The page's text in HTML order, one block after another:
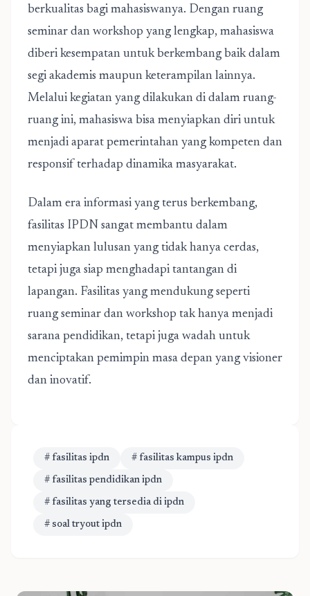
berkualitas bagi mahasiswanya. Dengan ruang
seminar dan workshop yang lengkap, mahasiswa
diberi kesempatan untuk berkembang baik dalam
segi akademis maupun keterampilan lainnya.
Melalui kegiatan yang dilakukan di dalam ruang-
ruang ini, mahasiswa bisa menyiapkan diri untuk
menjadi aparat pemerintahan yang kompeten dan
responsif terhadap dinamika masyarakat.
Dalam era informasi yang terus berkembang,
fasilitas IPDN sangat membantu dalam
menyiapkan lulusan yang tidak hanya cerdas,
tetapi juga siap menghadapi tantangan di
lapangan. Fasilitas yang mendukung seperti
ruang seminar dan workshop tak hanya menjadi
sarana pendidikan, tetapi juga wadah untuk
menciptakan pemimpin masa depan yang visioner
dan inovatif.
# fasilitas ipdn # fasilitas kampus ipdn
# fasilitas pendidikan ipdn
# fasilitas yang tersedia di ipdn
# soal tryout ipdn